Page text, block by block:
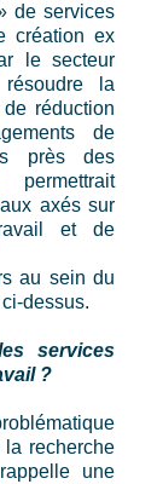
de services
création ex
le secteur
la
réduction
de
près des
axés sur
et de
au sein du
dessus.
services
?
la recherche
une